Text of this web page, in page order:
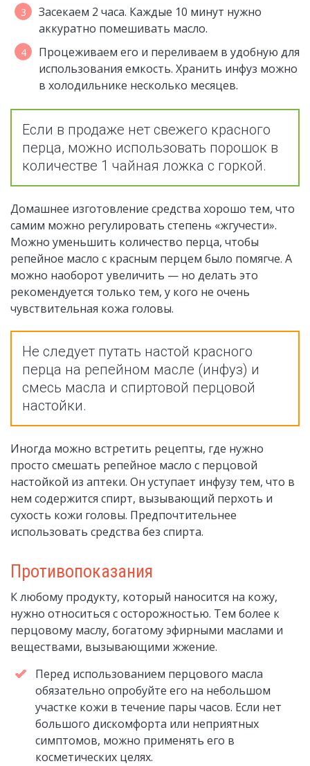
Засекаем 2 часа. Каждые 10 минут нужно
аккуратно помешивать масло.
Процеживаем его и переливаем в удобную для
использования емкость. Хранить инфуз можно
в холодильнике несколько месяцев.
Если в продаже нет свежего красного
перца, можно использовать порошок в
количестве 1 чайная ложка с горкой.
Домашнее изготовление средства хорошо тем, что
самим можно регулировать степень «жгучести».
Можно уменьшить количество перца, чтобы
репейное масло с красным перцем было помягче. А
можно наоборот увеличить — но делать это
рекомендуется только тем, у кого не очень
чувствительная кожа головы.
Не следует путать настой красного
перца на репейном масле (инфуз) и
смесь масла и спиртовой перцовой
настойки.
Иногда можно встретить рецепты, где нужно
просто смешать репейное масло с перцовой
настойкой из аптеки. Он уступает инфузу тем, что в
нем содержится спирт, вызывающий перхоть и
сухость кожи головы. Предпочтительнее
использовать средства без спирта.
Противопоказания
К любому продукту, который наносится на кожу,
нужно относиться с осторожностью. Тем более к
перцовому маслу, богатому эфирными маслами и
веществами, вызывающими жжение.
Перед использованием перцового масла
обязательно опробуйте его на небольшом
участке кожи в течение пары часов. Если нет
большого дискомфорта или неприятных
симптомов, можно применять его в
косметических целях.